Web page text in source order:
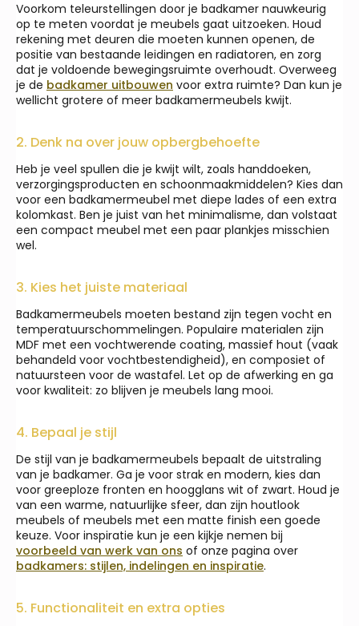
Voorkom teleurstellingen door je badkamer nauwkeurig
op te meten voordat je meubels gaat uitzoeken. Houd
rekening met deuren die moeten kunnen openen, de
positie van bestaande leidingen en radiatoren, en zorg
dat je voldoende bewegingsruimte overhoudt. Overweeg
je de badkamer uitbouwen voor extra ruimte? Dan kun je
wellicht grotere of meer badkamermeubels kwijt.
2. Denk na over jouw opbergbehoefte
Heb je veel spullen die je kwijt wilt, zoals handdoeken,
verzorgingsproducten en schoonmaakmiddelen? Kies dan
voor een badkamermeubel met diepe lades of een extra
kolomkast. Ben je juist van het minimalisme, dan volstaat
een compact meubel met een paar plankjes misschien
wel.
3. Kies het juiste materiaal
Badkamermeubels moeten bestand zijn tegen vocht en
temperatuurschommelingen. Populaire materialen zijn
MDF met een vochtwerende coating, massief hout (vaak
behandeld voor vochtbestendigheid), en composiet of
natuursteen voor de wastafel. Let op de afwerking en ga
voor kwaliteit: zo blijven je meubels lang mooi.
4. Bepaal je stijl
De stijl van je badkamermeubels bepaalt de uitstraling
van je badkamer. Ga je voor strak en modern, kies dan
voor greeploze fronten en hoogglans wit of zwart. Houd je
van een warme, natuurlijke sfeer, dan zijn houtlook
meubels of meubels met een matte finish een goede
keuze. Voor inspiratie kun je een kijkje nemen bij
voorbeeld van werk van ons of onze pagina over
badkamers: stijlen, indelingen en inspiratie.
5. Functionaliteit en extra opties